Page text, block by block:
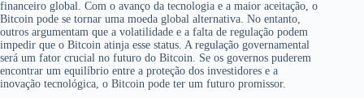
financeiro global. Com o avanço da tecnologia e a maior aceitação, o
Bitcoin pode se tornar uma moeda global alternativa. No entanto,
outros argumentam que a volatilidade e a falta de regulação podem
impedir que o Bitcoin atinja esse status. A regulação governamental
será um fator crucial no futuro do Bitcoin. Se os governos puderem
encontrar um equilíbrio entre a proteção dos investidores e a
inovação tecnológica, o Bitcoin pode ter um futuro promissor.